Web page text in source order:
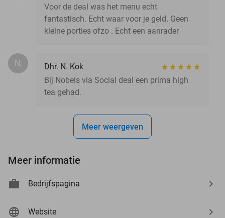
Voor de deal was het menu echt
fantastisch. Echt waar voor je geld. Geen
kleine porties ofzo . Echt een aanrader
N.
Dhr. N. Kok
Bij Nobels via Social deal een prima high
tea gehad.
Meer weergeven
Meer informatie
Bedrijfspagina
Website